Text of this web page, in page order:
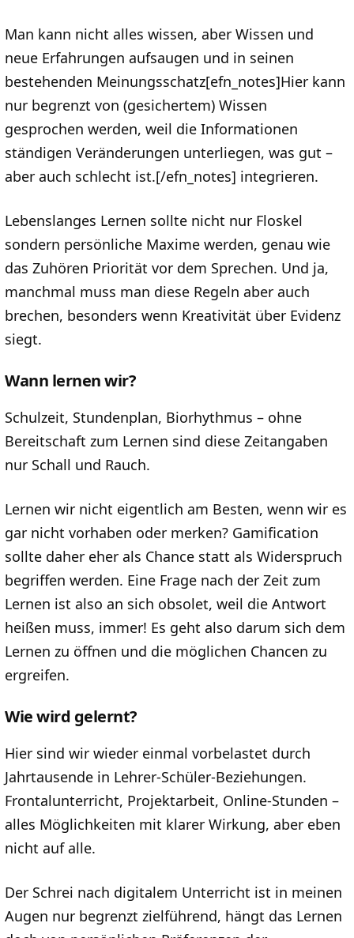
Man kann nicht alles wissen, aber Wissen und
neue Erfahrungen aufsaugen und in seinen
bestehenden Meinungsschatz[efn_notes]Hier kann
nur begrenzt von (gesichertem) Wissen
gesprochen werden, weil die Informationen
ständigen Veränderungen unterliegen, was gut –
aber auch schlecht ist.[/efn_notes] integrieren.
Lebenslanges Lernen sollte nicht nur Floskel
sondern persönliche Maxime werden, genau wie
das Zuhören Priorität vor dem Sprechen. Und ja,
manchmal muss man diese Regeln aber auch
brechen, besonders wenn Kreativität über Evidenz
siegt.
Wann lernen wir?
Schulzeit, Stundenplan, Biorhythmus – ohne
Bereitschaft zum Lernen sind diese Zeitangaben
nur Schall und Rauch.
Lernen wir nicht eigentlich am Besten, wenn wir es
gar nicht vorhaben oder merken? Gamification
sollte daher eher als Chance statt als Widerspruch
begriffen werden. Eine Frage nach der Zeit zum
Lernen ist also an sich obsolet, weil die Antwort
heißen muss, immer! Es geht also darum sich dem
Lernen zu öffnen und die möglichen Chancen zu
ergreifen.
Wie wird gelernt?
Hier sind wir wieder einmal vorbelastet durch
Jahrtausende in Lehrer-Schüler-Beziehungen.
Frontalunterricht, Projektarbeit, Online-Stunden –
alles Möglichkeiten mit klarer Wirkung, aber eben
nicht auf alle.
Der Schrei nach digitalem Unterricht ist in meinen
Augen nur begrenzt zielführend, hängt das Lernen